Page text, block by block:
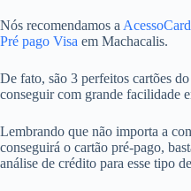
Nós recomendamos a AcessoCard
Pré pago Visa em Machacalis.
De fato, são 3 perfeitos cartões
conseguir com grande facilidade
Lembrando que não importa a
conseguirá o cartão pré-pago,
análise de crédito para esse tipo